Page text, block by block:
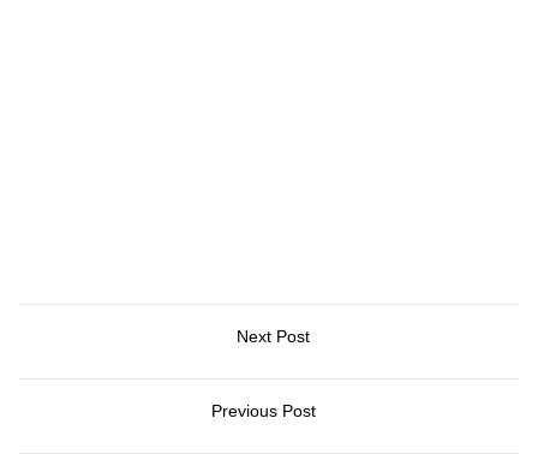
Next Post
Previous Post